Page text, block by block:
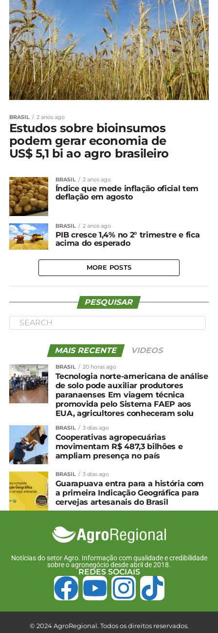
BRASIL 2 anos ago
Estudos sobre bioinsumos
podem gerar economia de
US$ 5,1 bi ao agro brasileiro
BRASIL 2 anos ago
Índice que mede inflação oficial tem
deflação em agosto
BRASIL 2 anos ago
PIB cresce 1,4% no 2° trimestre e fica
acima do esperado
MORE POSTS
PESQUISAR
MAIS RECENTE VIDEOS
BRASIL 20 horas ago
Tecnologia norte-americana de análise
de solo pode auxiliar produtores
paranaenses Em viagem técnica
promovida pelo Sistema FAEP aos
EUA, agricultores conheceram solu
BRASIL 3 dias ago
Cooperativas agropecuárias
movimentam R$ 487,3 bilhões e
ampliam presença no país
BRASIL 3 dias ago
Guarapuava entra para a história com
a primeira Indicação Geográfica para
cervejas artesanais do Brasil
Notícias do setor Agro. Informação com qualidade e credibilidade
sobre o agronegócio desde abril de 2018.
REDES SOCIAIS
© 2024 AgroRegional. Todos os direitos reservados.